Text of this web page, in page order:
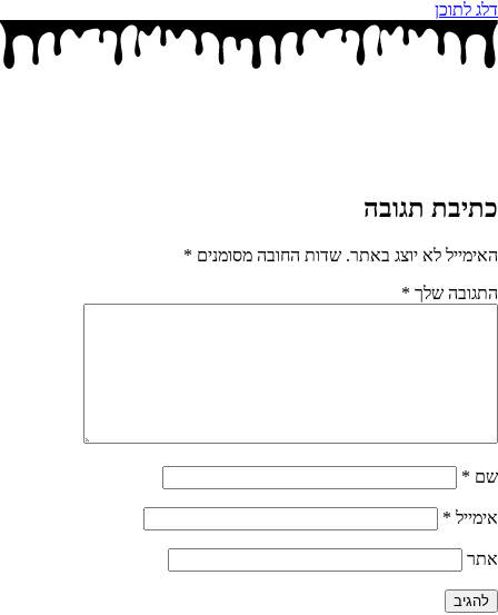
דלג לתוכן
כתיבת תגובה
האימייל לא יוצג באתר. שדות החובה מסומנים *
התגובה שלך *
שם *
אימייל *
אתר